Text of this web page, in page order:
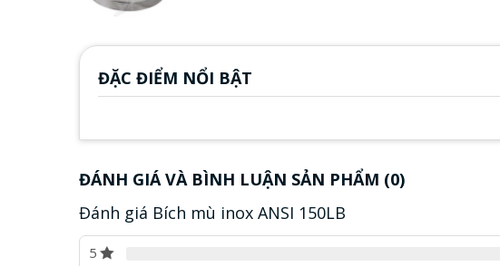
ĐẶC ĐIỂM NỔI BẬT
ĐÁNH GIÁ VÀ BÌNH LUẬN SẢN PHẨM (0)
Đánh giá Bích mù inox ANSI 150LB
5